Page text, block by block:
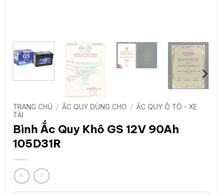
TRANG CHỦ / ẮC QUY DÙNG CHO / ẮC QUY Ô TÔ - XE
TẢI
Bình Ắc Quy Khô GS 12V 90Ah
105D31R